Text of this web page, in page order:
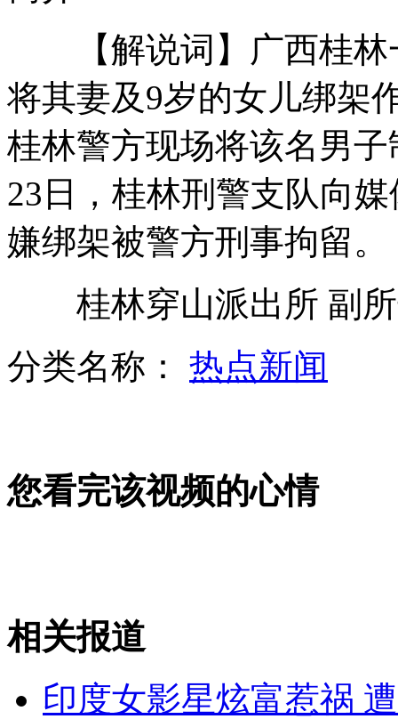
欧美国家为何剑指中国光伏产业？
女士优先：夏日沙滩甜心秀
女孩北京地铁殴打老人 痛下狠手拳打脚踢
外交部：反对强权政治霸凌主义
外交部：有关国家言论片面不公正
【解说词】广西桂林
将其妻及9岁的女儿绑架
桂林警方现场将该名男
23日，桂林刑警支队向
嫌绑架被警方刑事拘留。
桂林穿山派出所 副
分类名称： 热点新闻
您看完该视频的心情
相关报道
印度女影星炫富惹祸